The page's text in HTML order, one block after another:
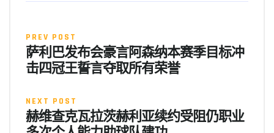
PREV POST
萨利巴发布会豪言阿森纳本赛季目标冲
击四冠王誓言夺取所有荣誉
NEXT POST
赫维查克瓦拉茨赫利亚续约受阻仍职业